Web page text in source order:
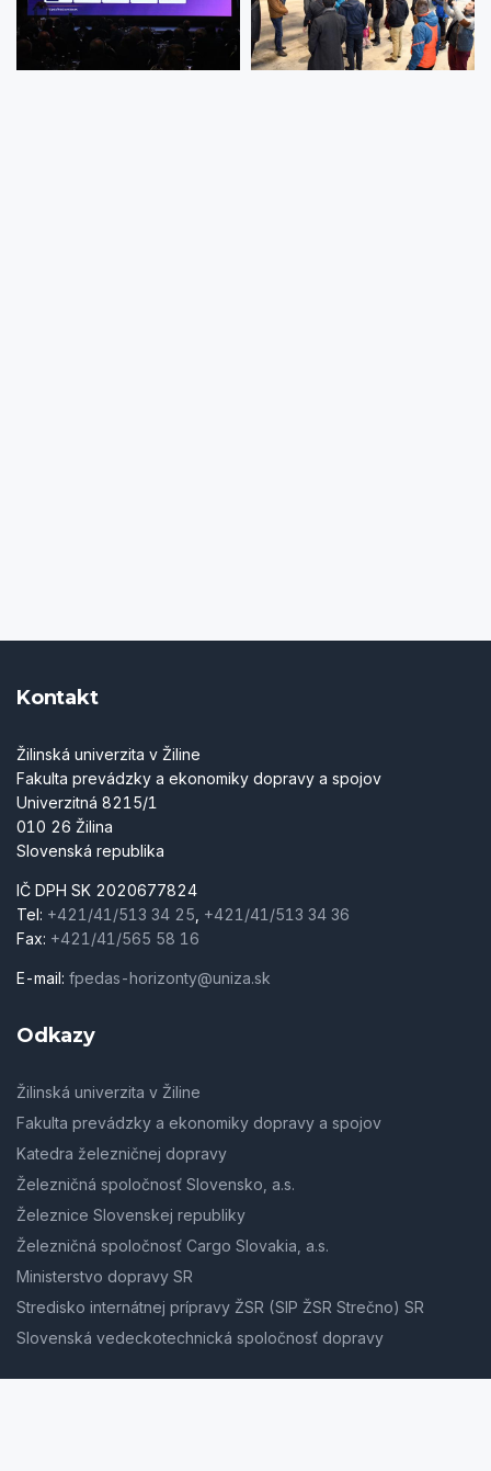
Kontakt
Žilinská univerzita v Žiline
Fakulta prevádzky a ekonomiky dopravy a spojov
Univerzitná 8215/1
010 26 Žilina
Slovenská republika
IČ DPH SK 2020677824
Tel: +421/41/513 34 25, +421/41/513 34 36
Fax: +421/41/565 58 16
E-mail: fpedas-horizonty@uniza.sk
Odkazy
Žilinská univerzita v Žiline
Fakulta prevádzky a ekonomiky dopravy a spojov
Katedra železničnej dopravy
Železničná spoločnosť Slovensko, a.s.
Železnice Slovenskej republiky
Železničná spoločnosť Cargo Slovakia, a.s.
Ministerstvo dopravy SR
Stredisko internátnej prípravy ŽSR (SIP ŽSR Strečno) SR
Slovenská vedeckotechnická spoločnosť dopravy